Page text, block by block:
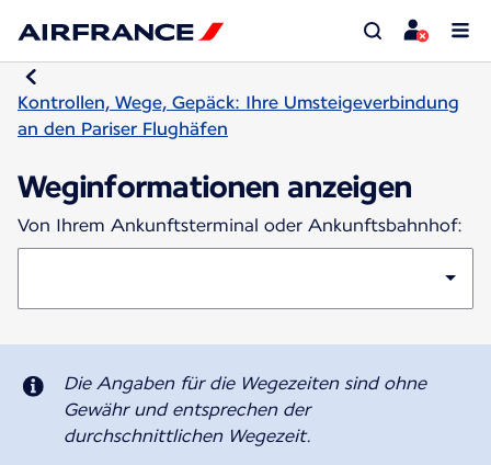
Kontrollen, Wege, Gepäck: Ihre Umsteigeverbindung
an den Pariser Flughäfen
Weginformationen anzeigen
Von Ihrem Ankunftsterminal oder Ankunftsbahnhof:
Die Angaben für die Wegezeiten sind ohne
Gewähr und entsprechen der